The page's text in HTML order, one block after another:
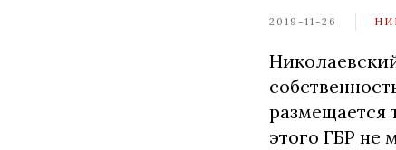
2019-11-26
размещается
этого ГБР не